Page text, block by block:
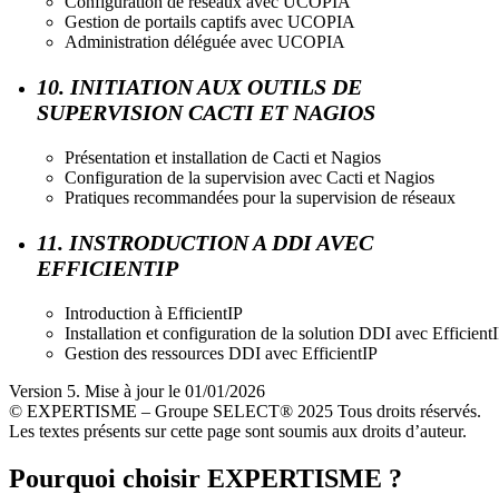
Gestion de portails captifs avec UCOPIA
Administration déléguée avec UCOPIA
10. INITIATION AUX OUTILS DE
SUPERVISION CACTI ET NAGIOS
Présentation et installation de Cacti et Nagios
Configuration de la supervision avec Cacti et Nagios
Pratiques recommandées pour la supervision de réseaux
11. INSTRODUCTION A DDI AVEC
EFFICIENTIP
Introduction à EfficientIP
Installation et configuration de la solution DDI avec
Gestion des ressources DDI avec EfficientIP
Version 5. Mise à jour le 01/01/2026
© EXPERTISME – Groupe SELECT® 2025 Tous droits réservés.
Les textes présents sur cette page sont soumis aux droits d’auteur.
Pourquoi choisir EXPERTISME ?